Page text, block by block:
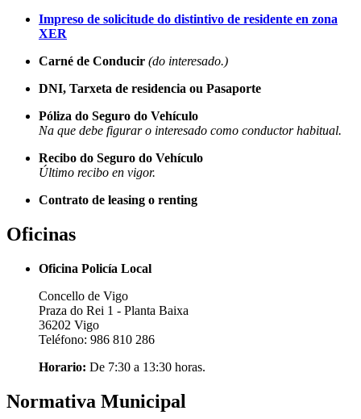
Impreso de solicitude do distintivo de residente en zona
XER
Carné de Conducir (do interesado.)
DNI, Tarxeta de residencia ou Pasaporte
Póliza do Seguro do Vehículo
Na que debe figurar o interesado como conductor habitual.
Recibo do Seguro do Vehículo
Último recibo en vigor.
Contrato de leasing o renting
Oficinas
Oficina Policía Local
Concello de Vigo
Praza do Rei 1 - Planta Baixa
36202 Vigo
Teléfono: 986 810 286
Horario: De 7:30 a 13:30 horas.
Normativa Municipal